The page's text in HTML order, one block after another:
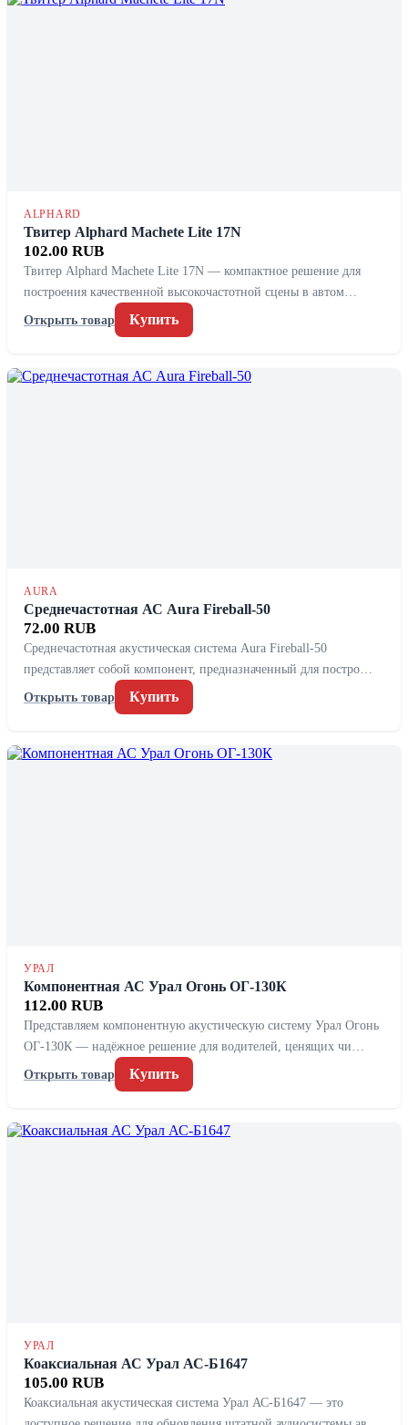
ALPHARD
Твитер Alphard Machete Lite 17N
102.00 RUB
Твитер Alphard Machete Lite 17N — компактное решение для
построения качественной высокочастотной сцены в автом…
Открыть товар
Купить
AURA
Среднечастотная АС Aura Fireball-50
72.00 RUB
Среднечастотная акустическая система Aura Fireball-50
представляет собой компонент, предназначенный для постро…
Открыть товар
Купить
УРАЛ
Компонентная АС Урал Огонь ОГ-130К
112.00 RUB
Представляем компонентную акустическую систему Урал Огонь
ОГ-130К — надёжное решение для водителей, ценящих чи…
Открыть товар
Купить
УРАЛ
Коаксиальная АС Урал АС-Б1647
105.00 RUB
Коаксиальная акустическая система Урал АС-Б1647 — это